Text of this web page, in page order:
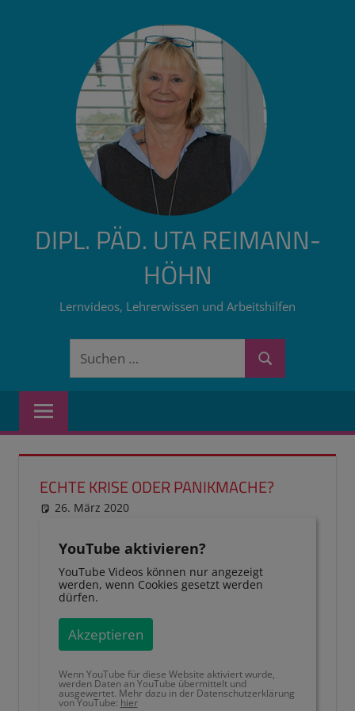
DIPL. PÄD. UTA REIMANN-
HÖHN
Lernvideos, Lehrerwissen und Arbeitshilfen
Suchen
Suchen
ECHTE KRISE ODER PANIKMACHE?
26. März 2020
YouTube aktivieren?
YouTube Videos können nur angezeigt
werden, wenn Cookies gesetzt werden
dürfen.
Akzeptieren
Wenn YouTube für diese Website aktiviert wurde,
werden Daten an YouTube übermittelt und
ausgewertet. Mehr dazu in der Datenschutzerklärung
von YouTube: hier